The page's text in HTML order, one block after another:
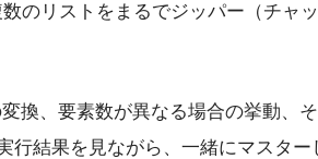
のリストをまるでジッパー（チャ
、要素数が異なる場合の挙動、
結果を見ながら、一緒にマスター